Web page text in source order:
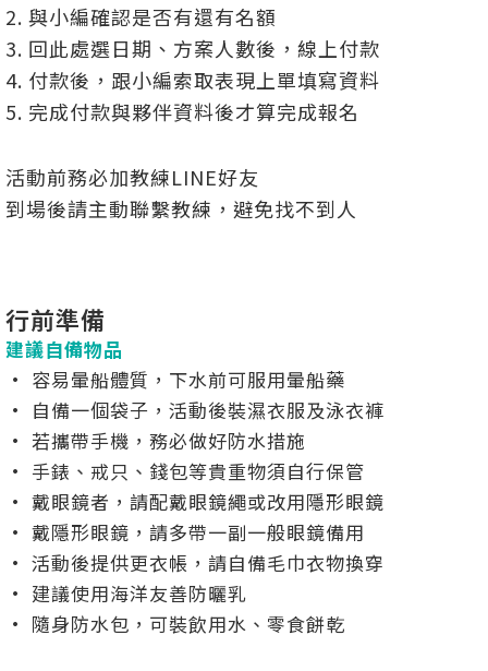
2. 與小編確認是否有還有名額
3. 回此處選日期、方案人數後，線上付款
4. 付款後，跟小編索取表現上單填寫資料
5. 完成付款與夥伴資料後才算完成報名
活動前務必加教練LINE好友
到場後請主動聯繫教練，避免找不到人
行前準備
建議自備物品
• 容易暈船體質，下水前可服用暈船藥
• 自備一個袋子，活動後裝濕衣服及泳衣褲
• 若攜帶手機，務必做好防水措施
• 手錶、戒只、錢包等貴重物須自行保管
• 戴眼鏡者，請配戴眼鏡繩或改用隱形眼鏡
• 戴隱形眼鏡，請多帶一副一般眼鏡備用
• 活動後提供更衣帳，請自備毛巾衣物換穿
• 建議使用海洋友善防曬乳
• 隨身防水包，可裝飲用水、零食餅乾